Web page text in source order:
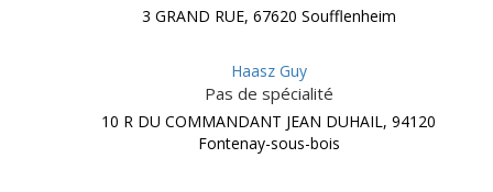
3 GRAND RUE, 67620 Soufflenheim
Haasz Guy
Pas de spécialité
10 R DU COMMANDANT JEAN DUHAIL, 94120
Fontenay-sous-bois